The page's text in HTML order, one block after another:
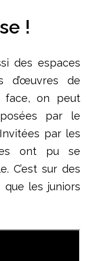
!
des espaces
d’œuvres de
face, on peut
par le
par les
ont pu se
C’est sur des
que les juniors